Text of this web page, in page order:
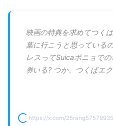
映画の特典を求めてつく
葉に行こうと思っている
レスってSuicaポニョで
券いる? つか、つくばエ
https://x.com/